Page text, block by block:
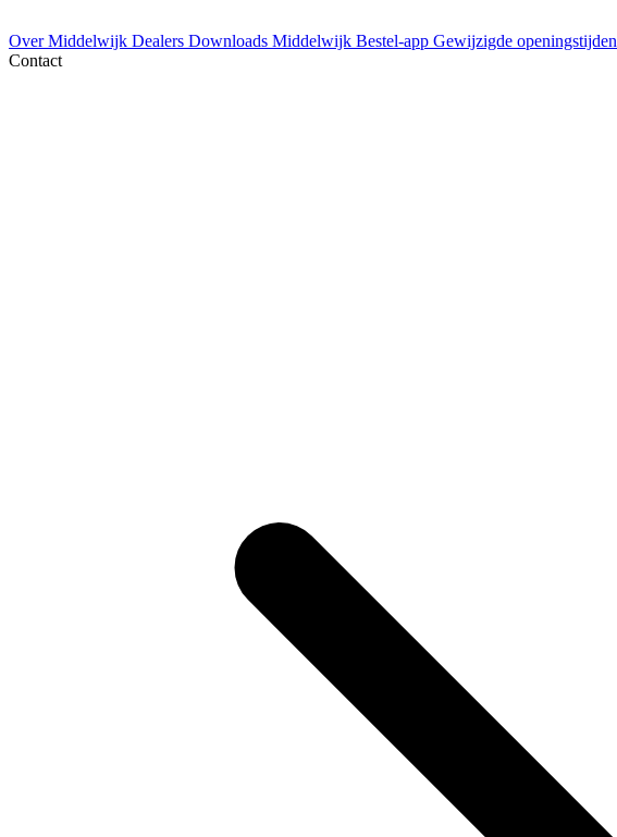
Over Middelwijk Dealers Downloads Middelwijk Bestel-app Gewijzigde openingstijden
Contact